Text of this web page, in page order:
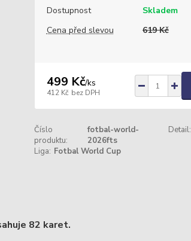
Dostupnost
Skladem
Cena před slevou
619 Kč
499 Kč/ks
412 Kč bez DPH
Číslo
produktu:
fotbal-world-
2026fts
Detail:
Liga: Fotbal World Cup
82 karet.